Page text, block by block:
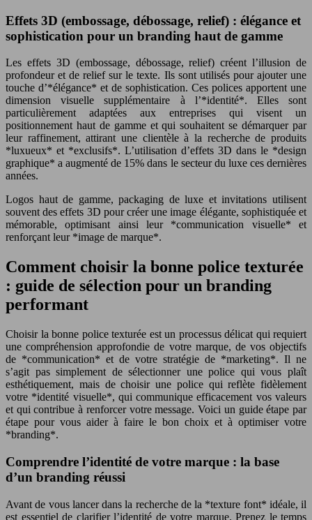
Effets 3D (embossage, débossage, relief) : élégance et
sophistication pour un branding haut de gamme
Les effets 3D (embossage, débossage, relief) créent l’illusion de
profondeur et de relief sur le texte. Ils sont utilisés pour ajouter une
touche d’*élégance* et de sophistication. Ces polices apportent une
dimension visuelle supplémentaire à l’*identité*. Elles sont
particulièrement adaptées aux entreprises qui visent un
positionnement haut de gamme et qui souhaitent se démarquer par
leur raffinement, attirant une clientèle à la recherche de produits
*luxueux* et *exclusifs*. L’utilisation d’effets 3D dans le *design
graphique* a augmenté de 15% dans le secteur du luxe ces dernières
années.
Logos haut de gamme, packaging de luxe et invitations utilisent
souvent des effets 3D pour créer une image élégante, sophistiquée et
mémorable, optimisant ainsi leur *communication visuelle* et
renforçant leur *image de marque*.
Comment choisir la bonne police texturée
: guide de sélection pour un branding
performant
Choisir la bonne police texturée est un processus délicat qui requiert
une compréhension approfondie de votre marque, de vos objectifs
de *communication* et de votre stratégie de *marketing*. Il ne
s’agit pas simplement de sélectionner une police qui vous plaît
esthétiquement, mais de choisir une police qui reflète fidèlement
votre *identité visuelle*, qui communique efficacement vos valeurs
et qui contribue à renforcer votre message. Voici un guide étape par
étape pour vous aider à faire le bon choix et à optimiser votre
*branding*.
Comprendre l’identité de votre marque : la base
d’un branding réussi
Avant de vous lancer dans la recherche de la *texture font* idéale, il
est essentiel de clarifier l’identité de votre marque. Prenez le temps